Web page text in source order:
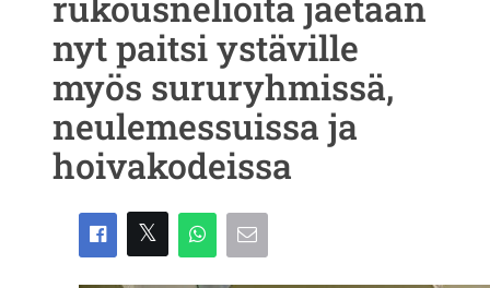
nyt paitsi ystäville
myös sururyhmissä,
neulemessuissa ja
hoivakodeissa